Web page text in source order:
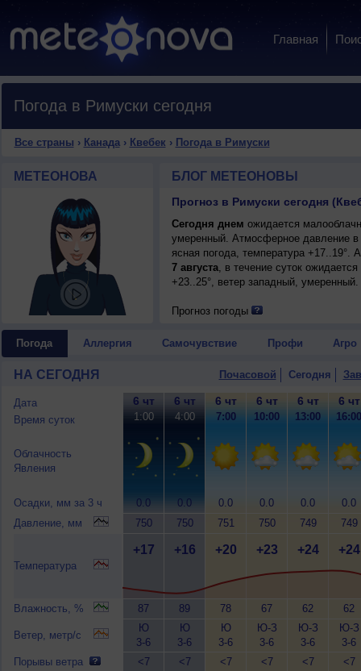
Главная
Погода в Римуски сегодня
Все страны › Канада› Квебек › Погода в Римуски
МЕТЕОНОВА БЛОГ МЕТЕОНОВЫ
Прогноз в Римуски сегодня
Сегодня днем ожидается
умеренный. Атмосферное давление
ясная погода, температура
7 августа, в течение суток
+23..25°, ветер западный, умеренный.
Прогноз погоды
Погода Аллергия Самочувствие Профи Агро
НА СЕГОДНЯ Почасовой Сегодня
Дата
Время суток
Облачность
Явления
Осадки, мм за 3 ч
Давление, мм
Температура
Влажность, %
Ветер, метр/с
Порывы ветра
6 чт
1:00
0.0
750
+17
87
Ю
3-6
<7
6 чт
4:00
0.0
750
+16
89
Ю
3-6
<7
6 чт
7:00
0.0
751
+20
78
Ю
3-6
<7
6 чт
10:00
0.0
750
+23
67
Ю-З
3-6
<7
6 чт
13:00
0.0
749
+24
62
Ю-З
3-6
<7
6 чт
16:00
0.0
749
+24
62
Ю-З
3-6
<7